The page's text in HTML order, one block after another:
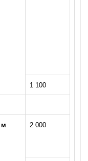
1 100
м 2 000